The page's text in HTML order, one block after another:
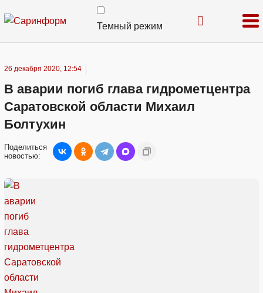
Темный режим
26 декабря 2020, 12:54
В аварии погиб глава гидрометцентра
Саратовской области Михаил
Болтухин
Поделиться
новостью: